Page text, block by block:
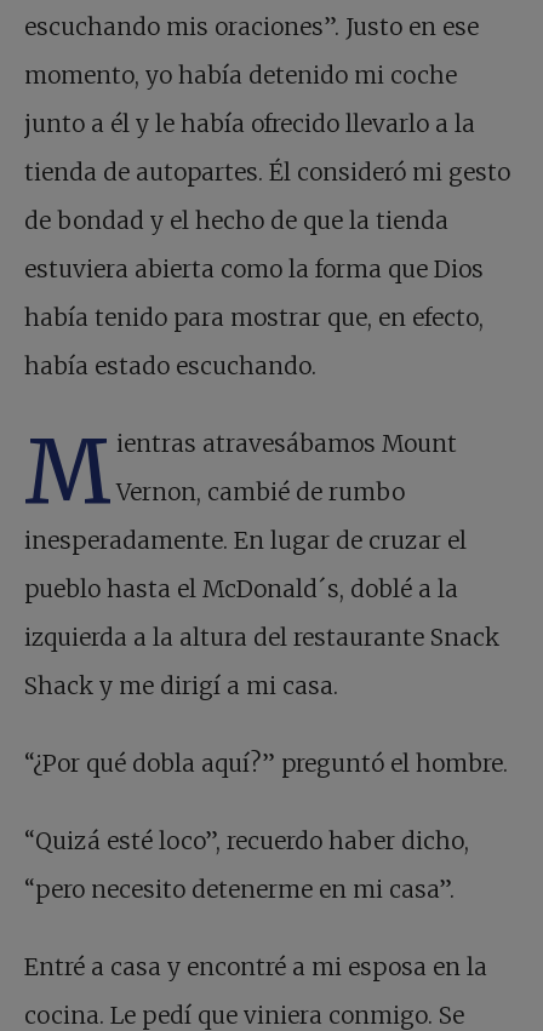
escuchando mis oraciones”. Justo en ese
momento, yo había detenido mi coche
junto a él y le había ofrecido llevarlo a la
tienda de autopartes. Él consideró mi gesto
de bondad y el hecho de que la tienda
estuviera abierta como la forma que Dios
había tenido para mostrar que, en efecto,
había estado escuchando.
M ientras atravesábamos Mount
Vernon, cambié de rumbo
inesperadamente. En lugar de cruzar el
pueblo hasta el McDonald´s, doblé a la
izquierda a la altura del restaurante Snack
Shack y me dirigí a mi casa.
“¿Por qué dobla aquí?” preguntó el hombre.
“Quizá esté loco”, recuerdo haber dicho,
“pero necesito detenerme en mi casa”.
Entré a casa y encontré a mi esposa en la
cocina. Le pedí que viniera conmigo. Se